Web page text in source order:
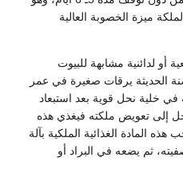
ميزة الخصوبة العالية
أو لدائنية مشابهة للبيوت
الحديثة يرقات صغيرة في عمر
خلية نحل قوية بعد استبعاد
إلى تعويض ملكته فيغذي هذه
المادة الغذائية الملكية بآلة
ثم يضعه في البراد أو